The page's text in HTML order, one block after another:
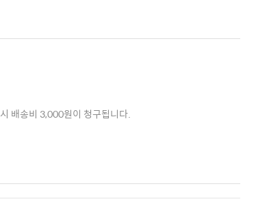
배송비 3,000원이 청구됩니다.